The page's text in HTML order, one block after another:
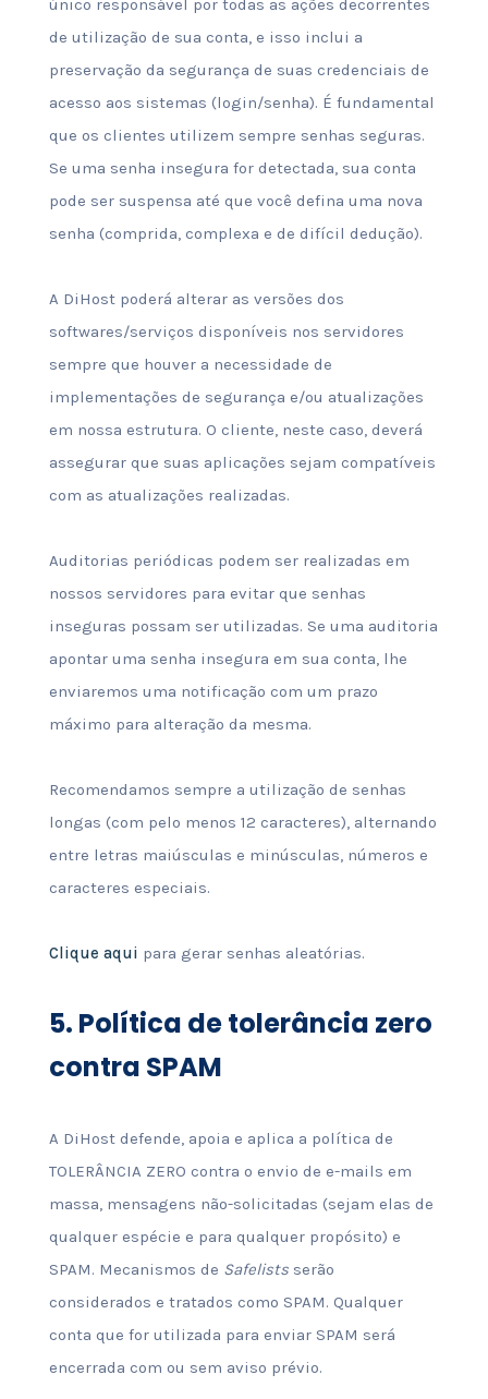
único responsável por todas as ações decorrentes
de utilização de sua conta, e isso inclui a
preservação da segurança de suas credenciais de
acesso aos sistemas (login/senha). É fundamental
que os clientes utilizem sempre senhas seguras.
Se uma senha insegura for detectada, sua conta
pode ser suspensa até que você defina uma nova
senha (comprida, complexa e de difícil dedução).
A DiHost poderá alterar as versões dos
softwares/serviços disponíveis nos servidores
sempre que houver a necessidade de
implementações de segurança e/ou atualizações
em nossa estrutura. O cliente, neste caso, deverá
assegurar que suas aplicações sejam compatíveis
com as atualizações realizadas.
Auditorias periódicas podem ser realizadas em
nossos servidores para evitar que senhas
inseguras possam ser utilizadas. Se uma auditoria
apontar uma senha insegura em sua conta, lhe
enviaremos uma notificação com um prazo
máximo para alteração da mesma.
Recomendamos sempre a utilização de senhas
longas (com pelo menos 12 caracteres), alternando
entre letras maiúsculas e minúsculas, números e
caracteres especiais.
Clique aqui para gerar senhas aleatórias.
5. Política de tolerância zero
contra SPAM
A DiHost defende, apoia e aplica a política de
TOLERÂNCIA ZERO contra o envio de e-mails em
massa, mensagens não-solicitadas (sejam elas de
qualquer espécie e para qualquer propósito) e
SPAM. Mecanismos de Safelistsserão
considerados e tratados como SPAM. Qualquer
conta que for utilizada para enviar SPAM será
encerrada com ou sem aviso prévio.